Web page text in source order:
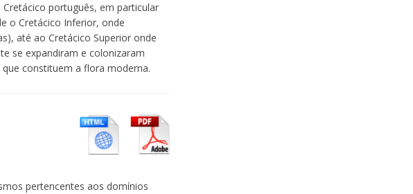
português, em particular
o Cretácico Inferior, onde
até ao Cretácico Superior onde
se expandiram e colonizaram
constituem a flora moderna.
pertencentes aos domínios